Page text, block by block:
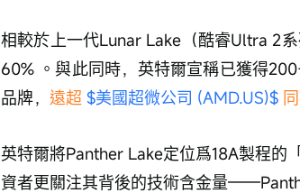
相較於上一代Lunar Lake（酷睿Ultra 2
60% 。與此同時，英特爾宣稱已獲得
品牌， 遠超 $美國超微公司 (AMD.US)$
英特爾將Panther Lake定位爲18A製程的
資者更關注其背後的技術含金量